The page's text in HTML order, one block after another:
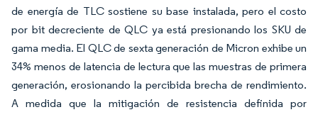
de energía de TLC sostiene su base instalada, pero el costo
por bit decreciente de QLC ya está presionando los SKU de
gama media. El QLC de sexta generación de Micron exhibe un
34% menos de latencia de lectura que las muestras de primera
generación, erosionando la percibida brecha de rendimiento.
A medida que la mitigación de resistencia definida por